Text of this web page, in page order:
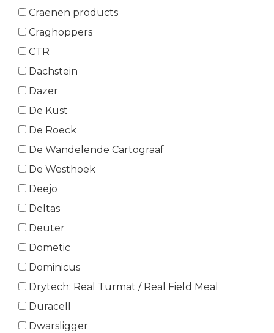
Craenen products
Craghoppers
CTR
Dachstein
Dazer
De Kust
De Roeck
De Wandelende Cartograaf
De Westhoek
Deejo
Deltas
Deuter
Dometic
Dominicus
Drytech: Real Turmat / Real Field Meal
Duracell
Dwarsligger